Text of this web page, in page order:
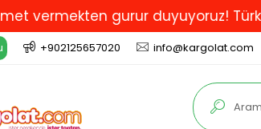
gurur duyuyoruz! Türkiye'de
+902125657020 info@kargolat.com